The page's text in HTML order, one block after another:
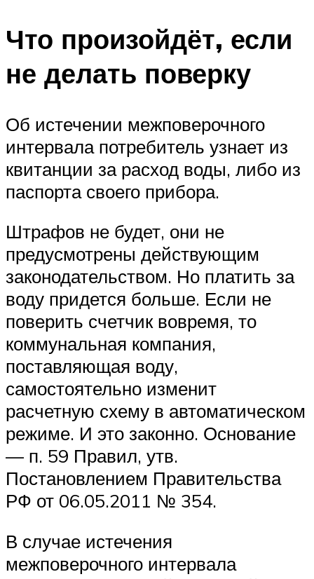
Что произойдёт, если
не делать поверку
Об истечении межповерочного
интервала потребитель узнает из
квитанции за расход воды, либо из
паспорта своего прибора.
Штрафов не будет, они не
предусмотрены действующим
законодательством. Но платить за
воду придется больше. Если не
поверить счетчик вовремя, то
коммунальная компания,
поставляющая воду,
самостоятельно изменит
расчетную схему в автоматическом
режиме. И это законно. Основание
— п. 59 Правил, утв.
Постановлением Правительства
РФ от 06.05.2011 № 354.
В случае истечения
межповерочного интервала